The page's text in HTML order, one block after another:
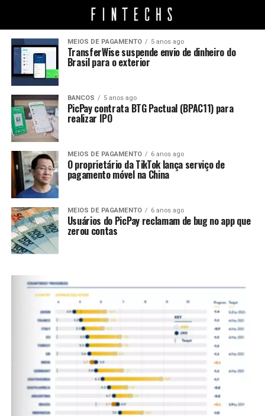
MEIOS DE PAGAMENTO 5 anos ago
TransferWise suspende envio de dinheiro do
Brasil para o exterior
BANCOS 5 anos ago
PicPay contrata BTG Pactual (BPAC11) para
realizar IPO
MEIOS DE PAGAMENTO 6 anos ago
O proprietário da TikTok lança serviço de
pagamento móvel na China
MEIOS DE PAGAMENTO 6 anos ago
Usuários do PicPay reclamam de bug no app que
zerou contas